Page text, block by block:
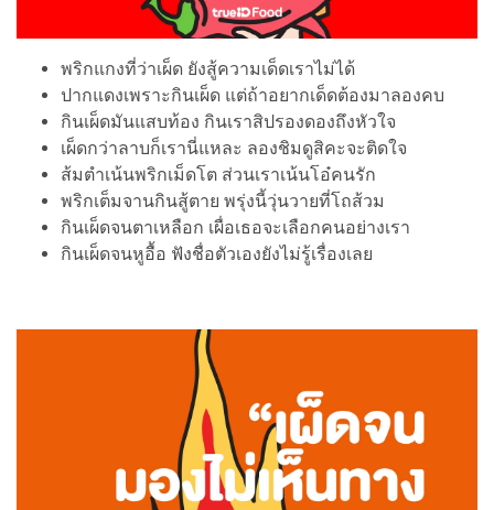
พริกแกงที่ว่าเผ็ด ยังสู้ความเด็ดเราไม่ได้
ปากแดงเพราะกินเผ็ด แต่ถ้าอยากเด็ดต้องมาลองคบ
กินเผ็ดมันแสบท้อง กินเราสิปรองดองถึงหัวใจ
เผ็ดกว่าลาบก็เรานี่แหละ ลองชิมดูสิคะจะติดใจ
ส้มตำเน้นพริกเม็ดโต ส่วนเราเน้นโอ๋คนรัก
พริกเต็มจานกินสู้ตาย พรุ่งนี้วุ่นวายที่โถส้วม
กินเผ็ดจนตาเหลือก เผื่อเธอจะเลือกคนอย่างเรา
กินเผ็ดจนหูอื้อ ฟังชื่อตัวเองยังไม่รู้เรื่องเลย